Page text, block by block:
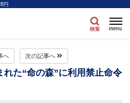
円
検索 menu
へ 次の記事へ
れた“命の森”に利用禁止命令